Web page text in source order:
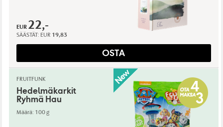
EUR 22,-
SÄÄSTÄT: EUR 19,83
OSTA
FRUITFUNK
Hedelmäkarkit
Ryhmä Hau
Määrä: 100 g